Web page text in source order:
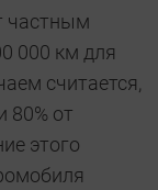
частным
000 км для
считается,
80% от
этого